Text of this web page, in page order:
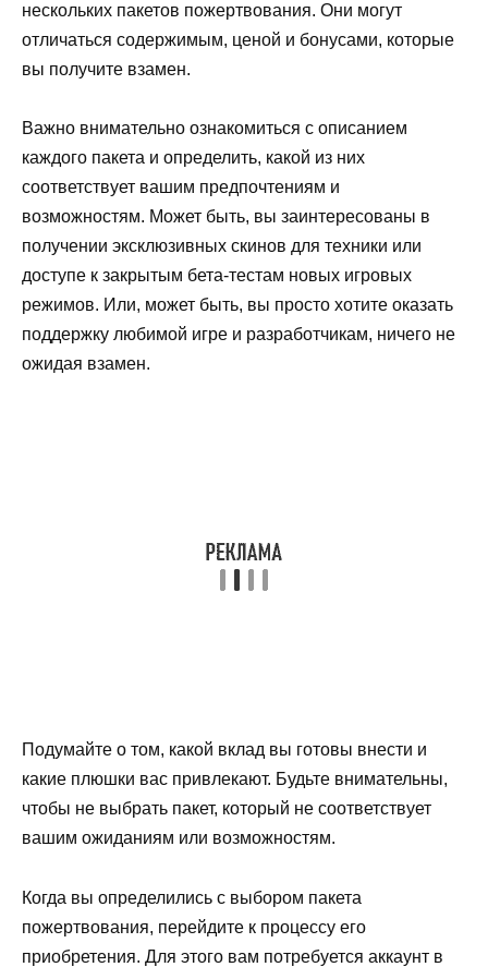
нескольких пакетов пожертвования. Они могут
отличаться содержимым, ценой и бонусами, которые
вы получите взамен.
Важно внимательно ознакомиться с описанием
каждого пакета и определить, какой из них
соответствует вашим предпочтениям и
возможностям. Может быть, вы заинтересованы в
получении эксклюзивных скинов для техники или
доступе к закрытым бета-тестам новых игровых
режимов. Или, может быть, вы просто хотите оказать
поддержку любимой игре и разработчикам, ничего не
ожидая взамен.
Подумайте о том, какой вклад вы готовы внести и
какие плюшки вас привлекают. Будьте внимательны,
чтобы не выбрать пакет, который не соответствует
вашим ожиданиям или возможностям.
Когда вы определились с выбором пакета
пожертвования, перейдите к процессу его
приобретения. Для этого вам потребуется аккаунт в